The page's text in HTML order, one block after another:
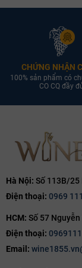
đến sự thư thái
Quy trình ủ
CHỨNG NHẬN
100% sản phẩm có
CO CQ đầy
Hà Nội: Số 113B/25
Điện thoại: 0969
HCM: Số 57
Điện thoại:
Email: